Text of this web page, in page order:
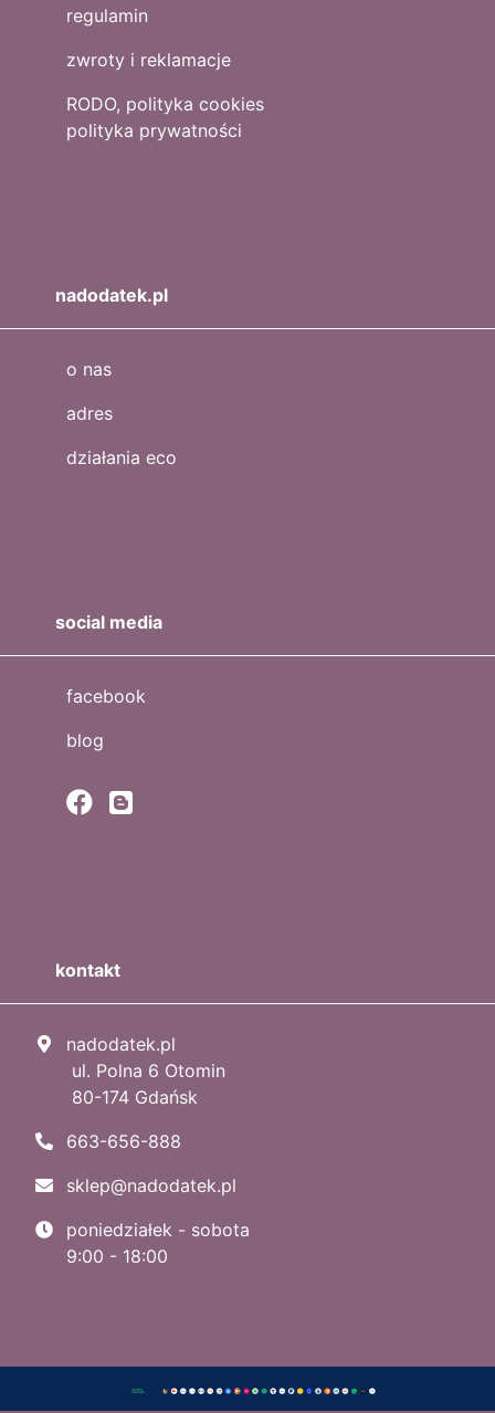
regulamin
zwroty i reklamacje
RODO, polityka cookies
polityka prywatności
nadodatek.pl
o nas
adres
działania eco
social media
facebook
blog
kontakt
nadodatek.pl
ul. Polna 6 Otomin
80-174 Gdańsk
663-656-888
sklep@nadodatek.pl
poniedziałek - sobota
9:00 - 18:00